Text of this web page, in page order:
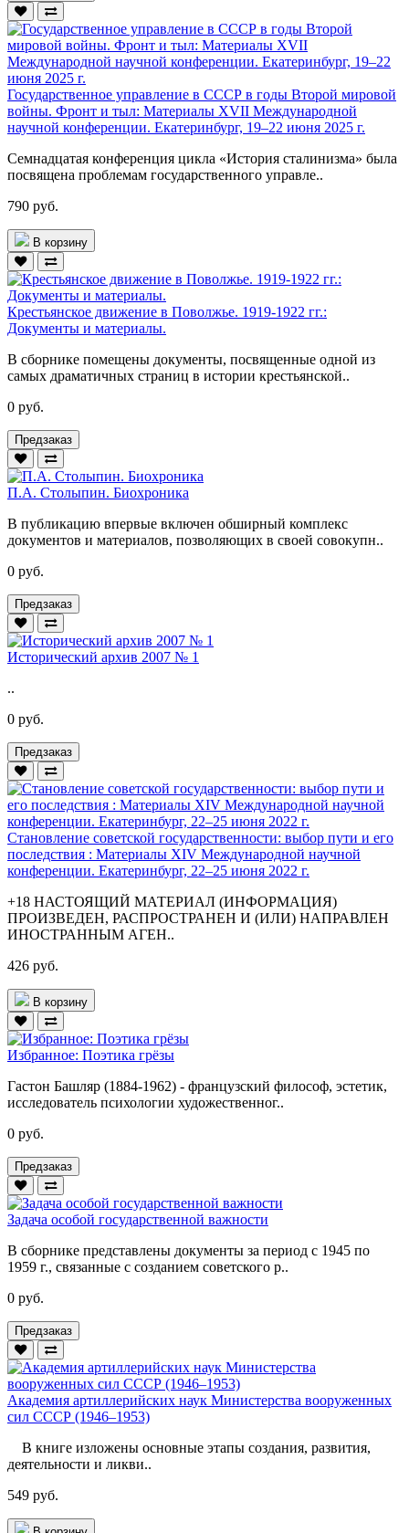
Государственное управление в СССР в годы Второй мировой
войны. Фронт и тыл: Материалы XVII Международной
научной конференции. Екатеринбург, 19–22 июня 2025 г.
Семнадцатая конференция цикла «История сталинизма» была
посвящена проблемам государственного управле..
790 руб.
В корзину
Крестьянское движение в Поволжье. 1919-1922 гг.:
Документы и материалы.
В сборнике помещены документы, посвященные одной из
самых драматичных страниц в истории крестьянской..
0 руб.
Предзаказ
П.А. Столыпин. Биохроника
В публикацию впервые включен обширный комплекс
документов и материалов, позволяющих в своей совокупн..
0 руб.
Предзаказ
Исторический архив 2007 № 1
..
0 руб.
Предзаказ
Становление советской государственности: выбор пути и его
последствия : Материалы XIV Международной научной
конференции. Екатеринбург, 22–25 июня 2022 г.
+18 НАСТОЯЩИЙ МАТЕРИАЛ (ИНФОРМАЦИЯ)
ПРОИЗВЕДЕН, РАСПРОСТРАНЕН И (ИЛИ) НАПРАВЛЕН
ИНОСТРАННЫМ АГЕН..
426 руб.
В корзину
Избранное: Поэтика грёзы
Гастон Башляр (1884-1962) - французский философ, эстетик,
исследователь психологии художественног..
0 руб.
Предзаказ
Задача особой государственной важности
В сборнике представлены документы за период с 1945 по
1959 г., связанные с созданием советского р..
0 руб.
Предзаказ
Академия артиллерийских наук Министерства вооруженных
сил СССР (1946–1953)
В книге изложены основные этапы создания, развития,
деятельности и ликви..
549 руб.